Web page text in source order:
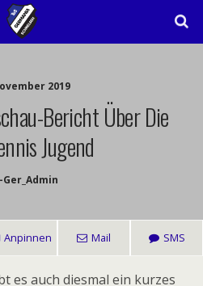
2019
Bericht Über Die
Jugend
Ger_Admin
Anpinnen Mail SMS
es auch diesmal ein kurzes